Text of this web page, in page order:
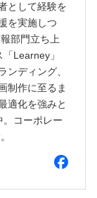
として経験を
を実施しつ
部門立ち上
Learney」
ンディング、
制作に至るま
適化を強みと
コーポレー